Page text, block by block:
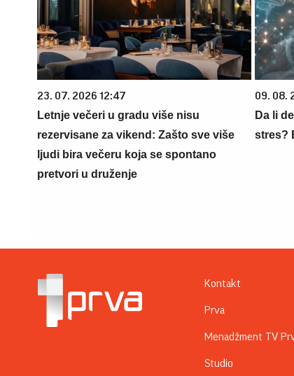
23. 07. 2026 12:47
Letnje večeri u gradu više nisu
rezervisane za vikend: Zašto sve više
ljudi bira večeru koja se spontano
pretvori u druženje
09. 08.
Da li
stres?
Kontakt
Prva
Menadžment TV
Studio